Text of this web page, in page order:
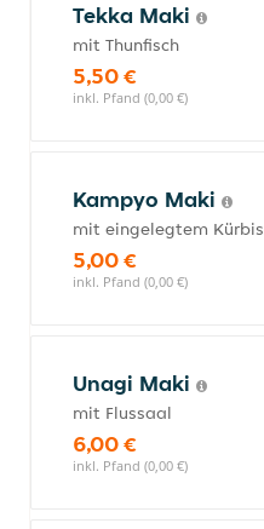
Tekka Maki
mit Thunfisch
5,50 €
inkl. Pfand (0,00 €)
Kampyo Maki
mit eingelegtem Kürbis
5,00 €
inkl. Pfand (0,00 €)
Unagi Maki
mit Flussaal
6,00 €
inkl. Pfand (0,00 €)